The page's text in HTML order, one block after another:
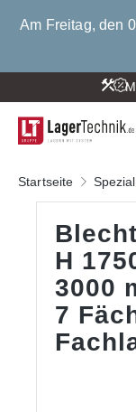
springen
Am Freitag, den
Startseite
H
3000
7